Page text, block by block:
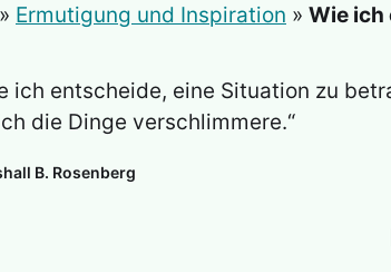
» Ermutigung und Inspiration » Wie ich
ich entscheide, eine Situation zu
die Dinge verschlimmere.“
B. Rosenberg